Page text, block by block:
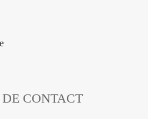
CONTACT